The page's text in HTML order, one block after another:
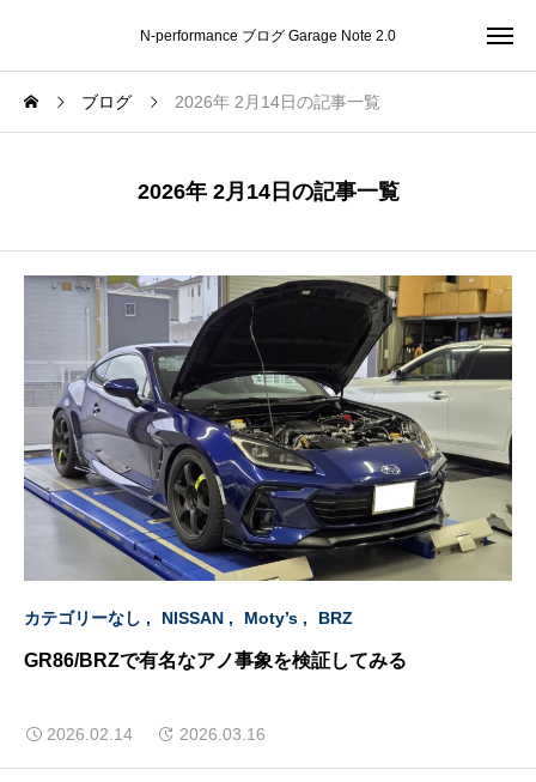
N-performance ブログ Garage Note 2.0
ブログ 2026年 2月14日の記事一覧
2026年 2月14日の記事一覧
カテゴリーなし NISSAN Moty’s BRZ
GR86/BRZで有名なアノ事象を検証してみる
2026.02.14 2026.03.16